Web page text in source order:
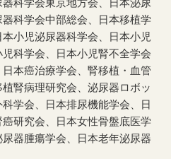
科学会東京地方会、日本泌尿
科学会中部総会、日本移植学
小児泌尿器科学会、日本小児
科学会、日本小児腎不全学会
本癌治療学会、腎移植・血管
腎病理研究会、泌尿器ロボッ
学会、日本排尿機能学会、日
研究会、日本女性骨盤底医学
器腫瘍学会、日本老年泌尿器